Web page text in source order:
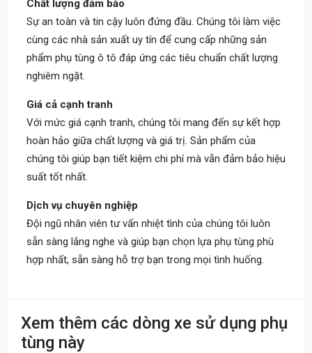
Chất lượng đảm bảo
Sự an toàn và tin cậy luôn đứng đầu. Chúng tôi làm việc
cùng các nhà sản xuất uy tín để cung cấp những sản
phẩm phụ tùng ô tô đáp ứng các tiêu chuẩn chất lượng
nghiêm ngặt.
Giá cả cạnh tranh
Với mức giá cạnh tranh, chúng tôi mang đến sự kết hợp
hoàn hảo giữa chất lượng và giá trị. Sản phẩm của
chúng tôi giúp bạn tiết kiệm chi phí mà vẫn đảm bảo hiệu
suất tốt nhất.
Dịch vụ chuyên nghiệp
Đội ngũ nhân viên tư vấn nhiệt tình của chúng tôi luôn
sẵn sàng lắng nghe và giúp bạn chọn lựa phụ tùng phù
hợp nhất, sẵn sàng hỗ trợ bạn trong mọi tình huống.
09:30 20/06/2023
Xem thêm các dòng xe sử dụng phụ
tùng này